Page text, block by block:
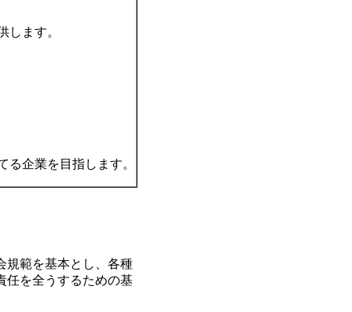
します。
企業を目指します。
規範を基本とし、各種
任を全うするための基